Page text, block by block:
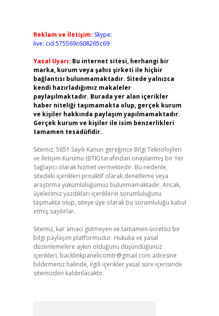
Reklam ve İletişim: Skype:
live:.cid.575569c608265c69
Yasal Uyarı: Bu internet sitesi, herhangi bir
marka, kurum veya şahıs şirketi ile hiçbir
bağlantısı bulunmamaktadır. Sitede yalnızca
kendi hazırladığımız makaleler
paylaşılmaktadır. Burada yer alan içerikler
haber niteliği taşımamakta olup, gerçek kurum
ve kişiler hakkında paylaşım yapılmamaktadır.
Gerçek kurum ve kişiler ile isim benzerlikleri
tamamen tesadüfidir.
Sitemiz, 5651 Sayılı Kanun gereğince Bilgi Teknolojileri
ve İletişim Kurumu (BTK) tarafından onaylanmış bir Yer
Sağlayıcı olarak hizmet vermektedir. Bu nedenle,
sitedeki içerikleri proaktif olarak denetleme veya
araştırma yükümlülüğümüz bulunmamaktadır. Ancak,
üyelerimiz yazdıkları içeriklerin sorumluluğunu
taşımakta olup, siteye üye olarak bu sorumluluğu kabul
etmiş sayılırlar.
Sitemiz, kar amacı gütmeyen ve tamamen ücretsiz bir
bilgi paylaşım platformudur. Hukuka ve yasal
düzenlemelere aykırı olduğunu düşündüğünüz
içerikleri, backlinkpanelicomtr@gmail.com adresine
bildirmeniz halinde, ilgili içerikler yasal süre içerisinde
sitemizden kaldırılacaktır.